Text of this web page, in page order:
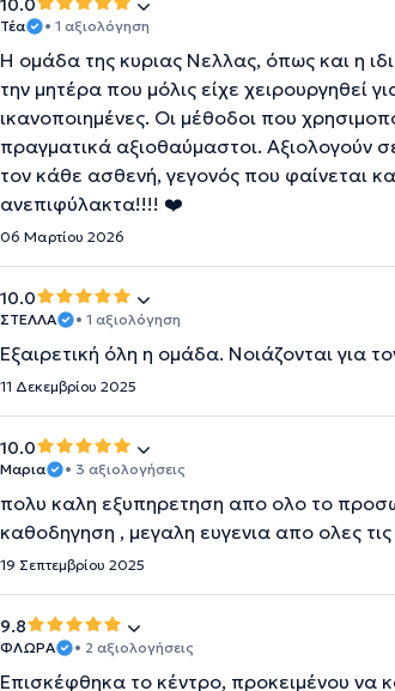
10.0
Τέα • 1 αξιολόγηση
Η ομάδα της κυριας Νελλας, όπως και η
την μητέρα που μόλις είχε χειρουργηθεί
ικανοποιημένες. Οι μέθοδοι που
πραγματικά αξιοθαύμαστοι. Αξιολογούν
τον κάθε ασθενή, γεγονός που φαίνεται
ανεπιφύλακτα!!!! ❤️
06 Μαρτίου 2026
10.0
ΣΤΕΛΛΑ • 1 αξιολόγηση
Εξαιρετική όλη η ομάδα. Νοιάζονται για
11 Δεκεμβρίου 2025
10.0
Μαρια • 3 αξιολογήσεις
πολυ καλη εξυπηρετηση απο ολο το
καθοδηγηση , μεγαλη ευγενια απο ολες
19 Σεπτεμβρίου 2025
9.8
ΦΛΩΡΑ • 2 αξιολογήσεις
Επισκέφθηκα το κέντρο, προκειμένου να